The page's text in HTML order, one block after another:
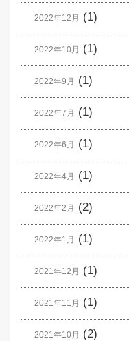
2022年12月 (1)
2022年10月 (1)
2022年9月 (1)
2022年7月 (1)
2022年6月 (1)
2022年4月 (1)
2022年2月 (2)
2022年1月 (1)
2021年12月 (1)
2021年11月 (1)
2021年10月 (2)